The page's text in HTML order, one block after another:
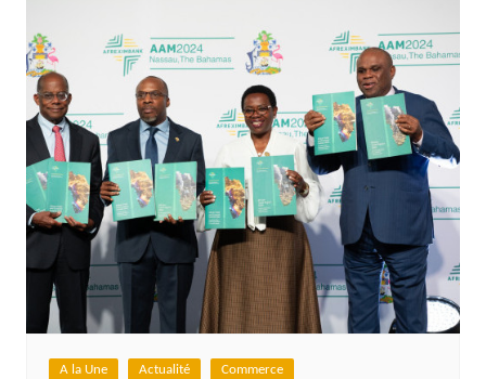
A la Une Actualité Commerce